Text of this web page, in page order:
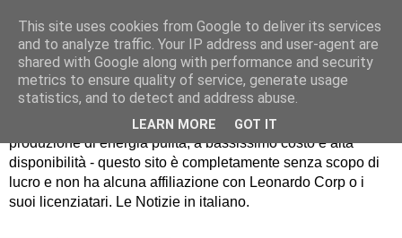
EcatNews.it
produzione di energia pulita, a bassissimo costo e alta
disponibilità - questo sito è completamente senza scopo di
lucro e non ha alcuna affiliazione con Leonardo Corp o i
suoi licenziatari. Le Notizie in italiano.
This site uses cookies from Google to deliver its services
and to analyze traffic. Your IP address and user-agent are
shared with Google along with performance and security
metrics to ensure quality of service, generate usage
statistics, and to detect and address abuse.
LEARN MORE GOT IT